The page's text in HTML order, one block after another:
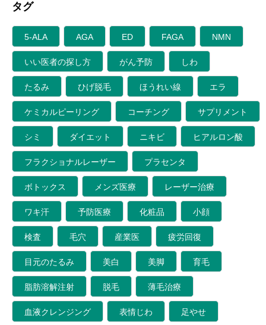
タグ
5-ALA AGA ED FAGA NMN
いい医者の探し方 がん予防 しわ
たるみ ひげ脱毛 ほうれい線 エラ
ケミカルピーリング コーチング サプリメント
シミ ダイエット ニキビ ヒアルロン酸
フラクショナルレーザー プラセンタ
ボトックス メンズ医療 レーザー治療
ワキ汗 予防医療 化粧品 小顔
検査 毛穴 産業医 疲労回復
目元のたるみ 美白 美脚 育毛
脂肪溶解注射 脱毛 薄毛治療
血液クレンジング 表情じわ 足やせ